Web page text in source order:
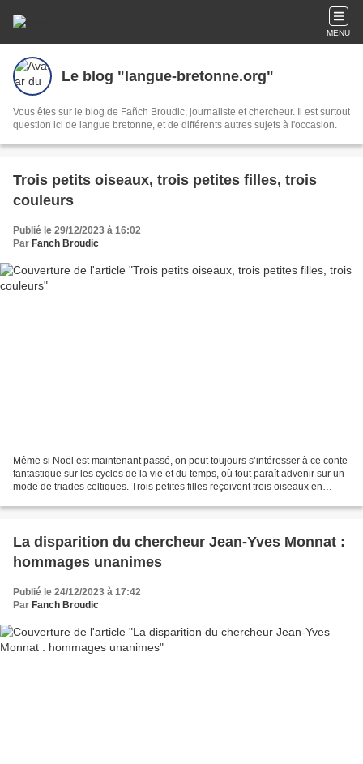
MENU
Le blog "langue-bretonne.org"
Vous êtes sur le blog de Fañch Broudic, journaliste et chercheur. Il est surtout
question ici de langue bretonne, et de différents autres sujets à l'occasion.
Trois petits oiseaux, trois petites filles, trois
couleurs
Publié le 29/12/2023 à 16:02
Par Fanch Broudic
Même si Noël est maintenant passé, on peut toujours s’intéresser à ce conte
fantastique sur les cycles de la vie et du temps, où tout paraît advenir sur un
mode de triades celtiques. Trois petites filles reçoivent trois oiseaux en
La disparition du chercheur Jean-Yves Monnat :
hommages unanimes
Publié le 24/12/2023 à 17:42
Par Fanch Broudic